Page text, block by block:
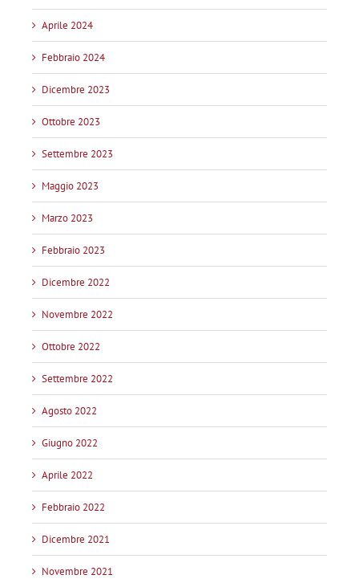
Aprile 2024
Febbraio 2024
Dicembre 2023
Ottobre 2023
Settembre 2023
Maggio 2023
Marzo 2023
Febbraio 2023
Dicembre 2022
Novembre 2022
Ottobre 2022
Settembre 2022
Agosto 2022
Giugno 2022
Aprile 2022
Febbraio 2022
Dicembre 2021
Novembre 2021